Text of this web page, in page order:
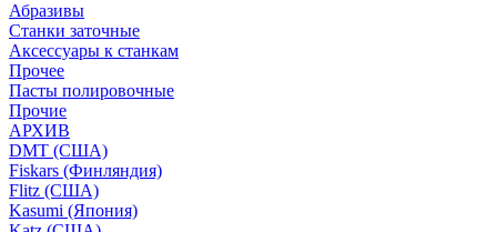
Абразивы
Станки заточные
Аксессуары к станкам
Прочее
Пасты полировочные
Прочие
АРХИВ
DMT (США)
Fiskars (Финляндия)
Flitz (США)
Kasumi (Япония)